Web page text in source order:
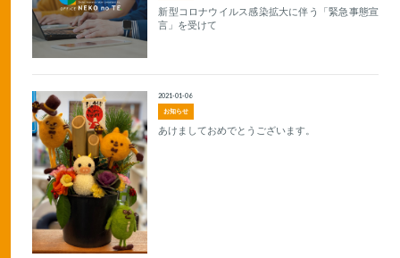
新型コロナウイルス感染拡大に伴う「緊急事態宣
言」を受けて
お知らせ
2021-01-06
あけましておめでとうございます。